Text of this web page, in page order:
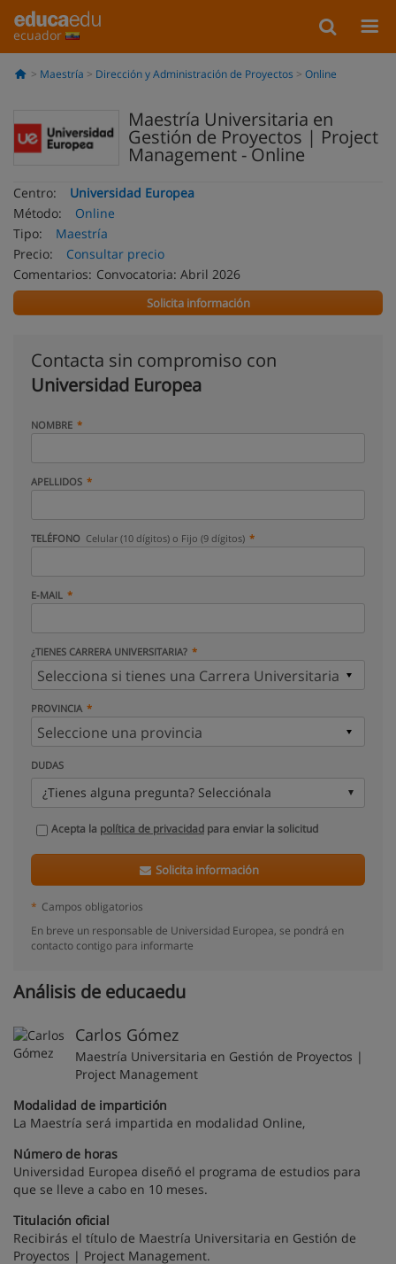
ecuador
Maestría Dirección y Administración de Proyectos Online
Maestría Universitaria en
Gestión de Proyectos | Project
Management - Online
Centro:
Universidad Europea
Método:
Online
Tipo:
Maestría
Precio:
Consultar precio
Comentarios: Convocatoria: Abril 2026
Solicita información
Contacta sin compromiso con
Universidad Europea
NOMBRE
APELLIDOS
TELÉFONO Celular (10 dígitos) o Fijo (9 dígitos)
E-MAIL
¿TIENES CARRERA UNIVERSITARIA?
PROVINCIA
DUDAS
¿Tienes alguna pregunta? Selecciónala
Acepta la política de privacidad para enviar la solicitud
Solicita información
* Campos obligatorios
En breve un responsable de Universidad Europea, se pondrá en
contacto contigo para informarte
Análisis de educaedu
Carlos Gómez
Maestría Universitaria en Gestión de Proyectos |
Project Management
Modalidad de impartición
La Maestría será impartida en modalidad Online,
Número de horas
Universidad Europea diseñó el programa de estudios para
que se lleve a cabo en 10 meses.
Titulación oficial
Recibirás el título de Maestría Universitaria en Gestión de
Proyectos | Project Management.